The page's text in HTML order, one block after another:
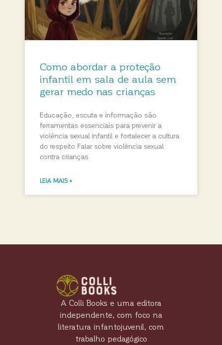
Como abordar a proteção
infantil em sala de aula sem
gerar medo nas crianças
Educação, escuta e informação são
ferramentas essenciais para prevenir a
violência sexual infantil e fortalecer a cultura
do respeito Falar sobre violência sexual
contra crianças
LEIA MAIS »
A Colli Books e uma editora
independente, com foco na
literatura infantojuvenil, com
trabalho pedagógico